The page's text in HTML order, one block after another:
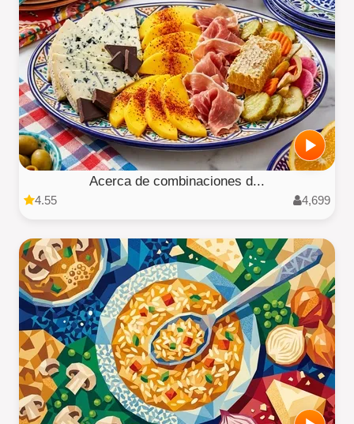
Acerca de combinaciones d...
4.55 4,699